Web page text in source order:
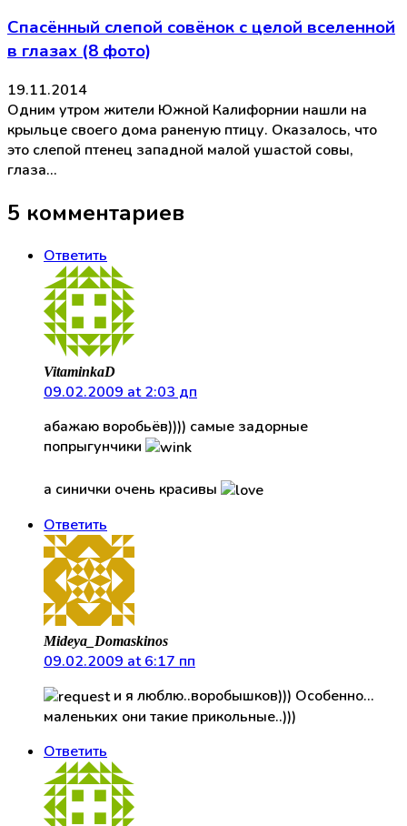
Спасённый слепой совёнок с целой вселенной
в глазах (8 фото)
19.11.2014
Одним утром жители Южной Калифорнии нашли на
крыльце своего дома раненую птицу. Оказалось, что
это слепой птенец западной малой ушастой совы,
глаза…
5 комментариев
Ответить
VitaminkaD
09.02.2009 at 2:03 дп
абажаю воробьёв)))) самые задорные
попрыгунчики
а синички очень красивы
Ответить
Mideya_Domaskinos
09.02.2009 at 6:17 пп
и я люблю..воробышков))) Особенно…
маленьких они такие прикольные..)))
Ответить